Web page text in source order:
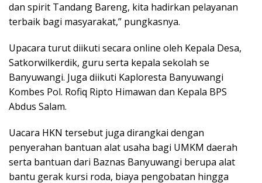
dan spirit Tandang Bareng, kita hadirkan pelayanan
terbaik bagi masyarakat,” pungkasnya.
Upacara turut diikuti secara online oleh Kepala Desa,
Satkorwilkerdik, guru serta kepala sekolah se
Banyuwangi. Juga diikuti Kaploresta Banyuwangi
Kombes Pol. Rofiq Ripto Himawan dan Kepala BPS
Abdus Salam.
Uacara HKN tersebut juga dirangkai dengan
penyerahan bantuan alat usaha bagi UMKM daerah
serta bantuan dari Baznas Banyuwangi berupa alat
bantu gerak kursi roda, biaya pengobatan hingga